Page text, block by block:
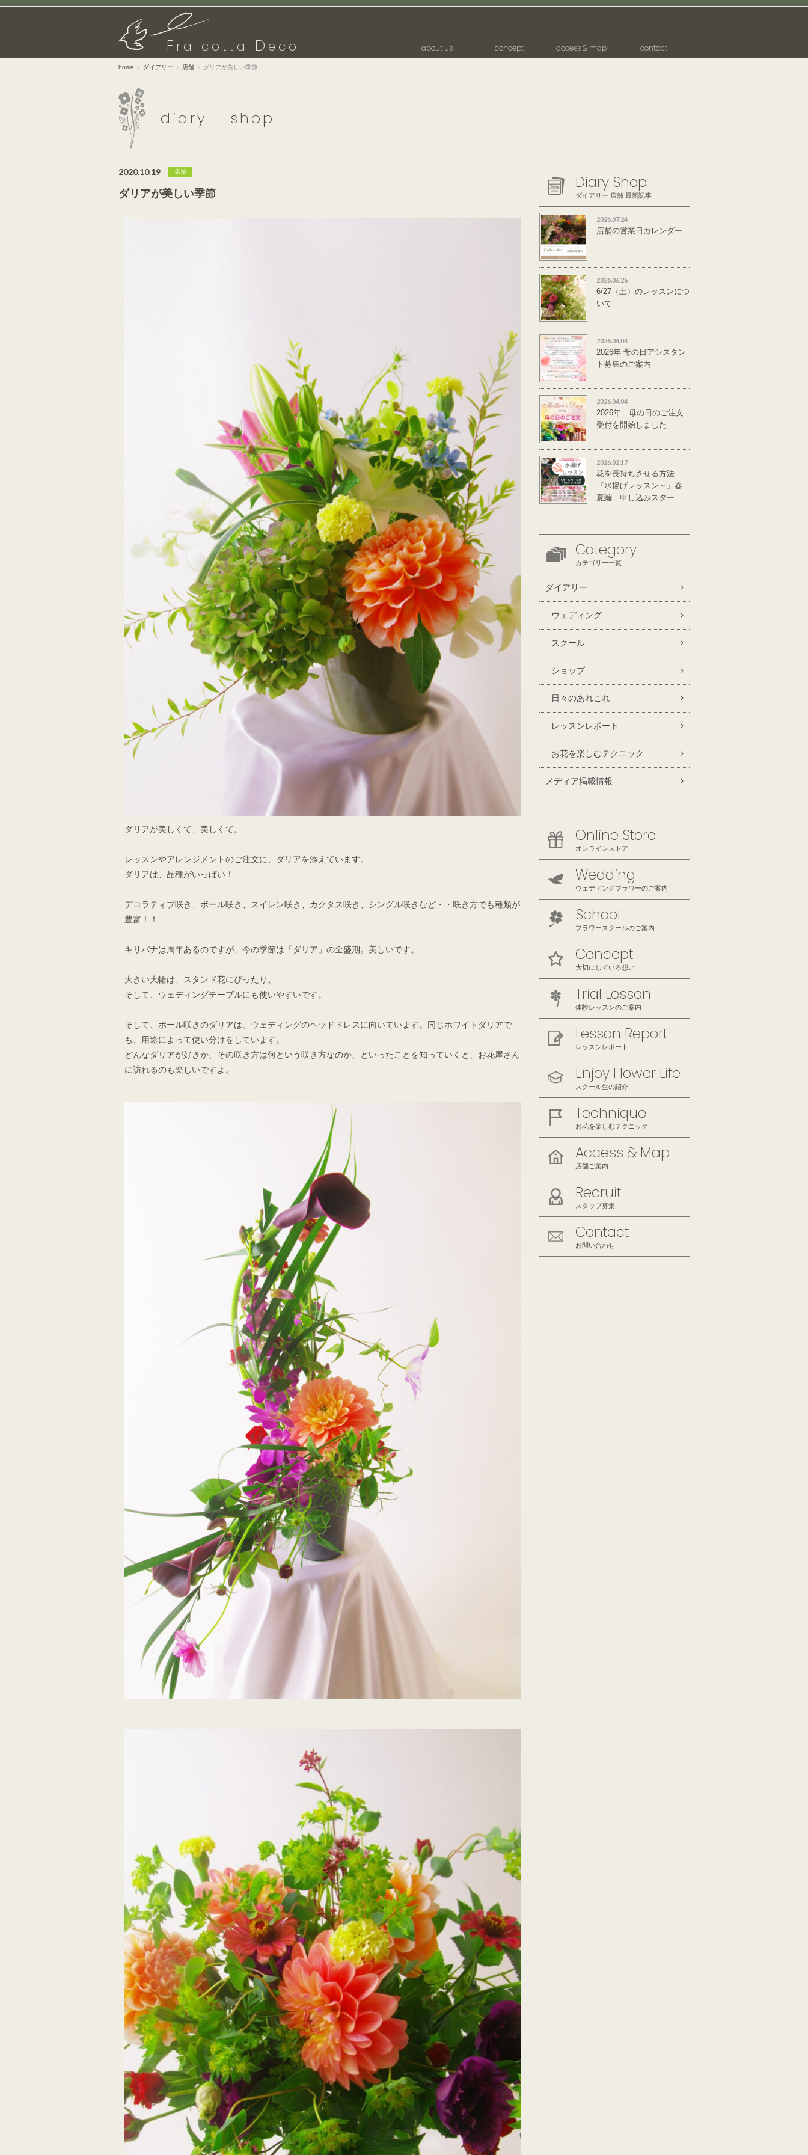
F ra cotta D eco about us concept access & map contact
home ダイアリー 店舗 ダリアが美しい季節
diary - shop
2020.10.19 店舗
ダリアが美しい季節
ダリアが美しくて、美しくて。
レッスンやアレンジメントのご注文に、ダリアを添えています。
ダリアは、品種がいっぱい！
デコラティブ咲き、ボール咲き、スイレン咲き、カクタス咲き、シングル咲きなど・・咲き方でも種類が
豊富！！
キリバナは周年あるのですが、今の季節は「ダリア」の全盛期。美しいです。
大きい大輪は、スタンド花にぴったり。
そして、ウェディングテーブルにも使いやすいです。
そして、ボール咲きのダリアは、ウェディングのヘッドドレスに向いています。同じホワイトダリアで
も、用途によって使い分けをしています。
どんなダリアが好きか、その咲き方は何という咲き方なのか、といったことを知っていくと、お花屋さん
に訪れるのも楽しいですよ。
Diary Shop
ダイアリー 店舗 最新記事
2026.07.24
店舗の営業日カレンダー
2026.06.26
6/27（土）のレッスンにつ
いて
2026.04.04
2026年 母の日アシスタン
ト募集のご案内
2026.04.04
2026年 母の日のご注文
受付を開始しました
2026.02.17
花を長持ちさせる方法
『水揚げレッスン～』春
夏編 申し込みスター
Category
カテゴリー一覧
ダイアリー
ウェディング
スクール
ショップ
日々のあれこれ
レッスンレポート
お花を楽しむテクニック
メディア掲載情報
Online Store
オンラインストア
Wedding
ウェディングフラワーのご案内
School
フラワースクールのご案内
Concept
大切にしている想い
Trial Lesson
体験レッスンのご案内
Lesson Report
レッスンレポート
Enjoy Flower Life
スクール生の紹介
Technique
お花を楽しむテクニック
Access & Map
店舗ご案内
Recruit
スタッフ募集
Contact
お問い合わせ